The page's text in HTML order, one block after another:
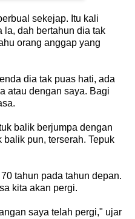
sekejap. Itu kali
la, dah bertahun dia tak
orang anggap yang
dia tak puas hati, ada
atau dengan saya. Bagi
balik berjumpa dengan
balik pun, terserah. Tepuk
tahun pada tahun depan.
kita akan pergi.
saya telah pergi," ujar